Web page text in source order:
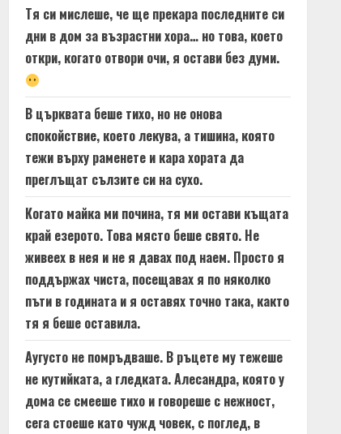
Тя си мислеше, че ще прекара последните си
дни в дом за възрастни хора… но това, което
откри, когато отвори очи, я остави без думи.
В църквата беше тихо, но не онова
спокойствие, което лекува, а тишина, която
тежи върху раменете и кара хората да
преглъщат сълзите си на сухо.
Когато майка ми почина, тя ми остави къщата
край езерото. Това място беше свято. Не
живеех в нея и не я давах под наем. Просто я
поддържах чиста, посещавах я по няколко
пъти в годината и я оставях точно така, както
тя я беше оставила.
Аугусто не помръдваше. В ръцете му тежеше
не кутийката, а гледката. Алесандра, която у
дома се смееше тихо и говореше с нежност,
сега стоеше като чужд човек, с поглед, в